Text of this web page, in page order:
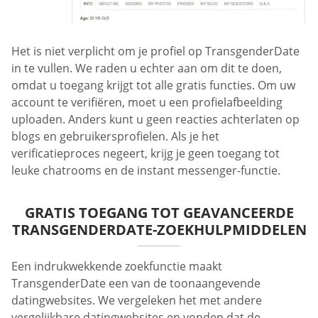
Het is niet verplicht om je profiel op TransgenderDate
in te vullen. We raden u echter aan om dit te doen,
omdat u toegang krijgt tot alle gratis functies. Om uw
account te verifiëren, moet u een profielafbeelding
uploaden. Anders kunt u geen reacties achterlaten op
blogs en gebruikersprofielen. Als je het
verificatieproces negeert, krijg je geen toegang tot
leuke chatrooms en de instant messenger-functie.
GRATIS TOEGANG TOT GEAVANCEERDE
TRANSGENDERDATE-ZOEKHULPMIDDELEN
Een indrukwekkende zoekfunctie maakt
TransgenderDate een van de toonaangevende
datingwebsites. We vergeleken het met andere